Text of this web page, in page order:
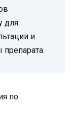
для
и
по